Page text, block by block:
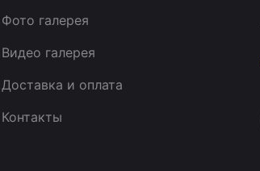
Фото галерея
Видео галерея
Доставка и оплата
Контакты